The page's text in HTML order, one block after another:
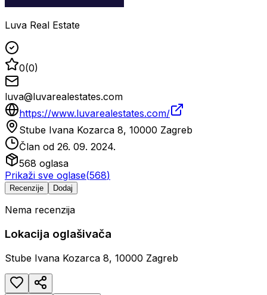
Luva Real Estate
0(0)
luva@luvarealestates.com
https://www.luvarealestates.com/
Stube Ivana Kozarca 8, 10000 Zagreb
Član od 26. 09. 2024.
568 oglasa
Prikaži sve oglase(568)
Recenzije Dodaj
Nema recenzija
Lokacija oglašivača
Stube Ivana Kozarca 8, 10000 Zagreb